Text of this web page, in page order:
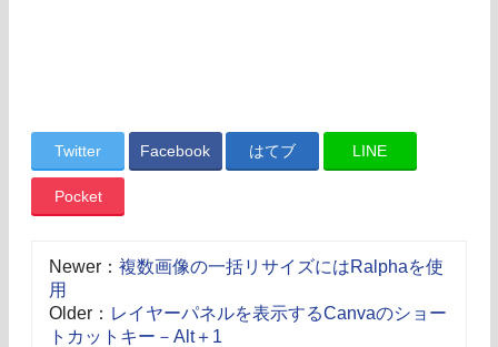
Twitter Facebook はてブ LINE
Pocket
Newer： 複数画像の一括リサイズにはRalphaを使
用
Older： レイヤーパネルを表示するCanvaのショー
トカットキー－Alt＋1